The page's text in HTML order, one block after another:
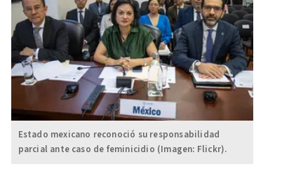
Estado mexicano reconoció su responsabilidad
parcial ante caso de feminicidio (Imagen: Flickr).